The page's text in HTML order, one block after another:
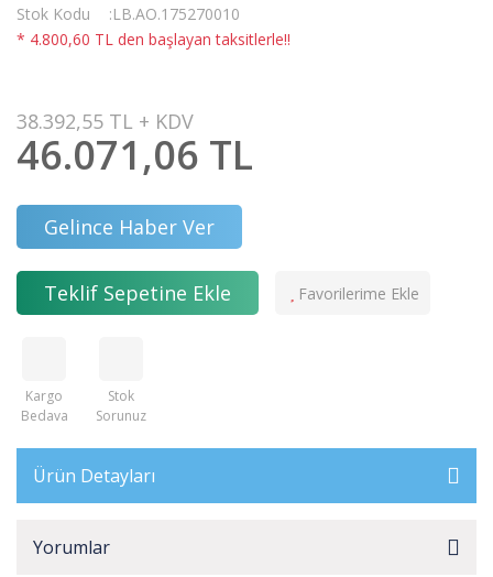
Stok Kodu
LB.AO.175270010
* 4.800,60 TL den başlayan taksitlerle!!
38.392,55 TL + KDV
46.071,06 TL
Gelince Haber Ver
Teklif Sepetine Ekle
Kargo
Bedava
Stok
Sorunuz
Ürün Detayları
Yorumlar